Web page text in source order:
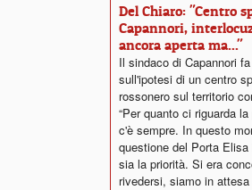
Del Chiaro: "Centro
Capannori,
ancora aperta ma..."
Il sindaco di Capannori
sull'ipotesi di un centro
rossonero sul territorio
“Per quanto ci riguarda
c'è sempre. In questo
questione del Porta Elisa
sia la priorità. Si era
rivedersi, siamo in attesa